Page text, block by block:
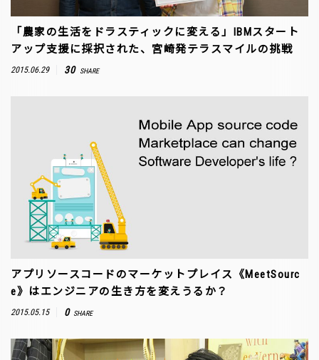
「農家の生活をドラスティックに変える」IBMスタート
アップ支援に採択された、宮崎発テラスマイルの挑戦
2015.06.29 30 SHARE
アプリソースコードのマーケットプレイス《MeetSourc
e》はエンジニアの生き方を変えうるか？
2015.05.15 0 SHARE